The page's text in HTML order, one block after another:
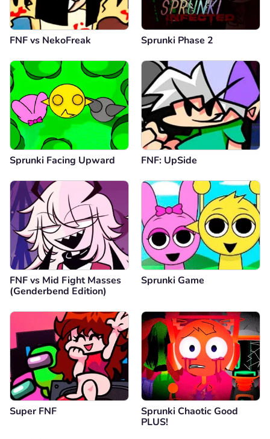
FNF vs NekoFreak Sprunki Phase 2
Sprunki Facing Upward FNF: UpSide
FNF vs Mid Fight Masses
(Genderbend Edition)
Sprunki Game
Super FNF
Sprunki Chaotic Good
PLUS!